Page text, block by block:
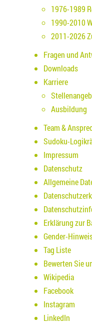
1976-1989
1990-2010
2011-2026
Fragen und
Downloads
Karriere
Ausbildung
Team &
Sudoku-
Impressum
Datenschutz
Allgemeine
Erklärung zur
Gender-
Tag Liste
Bewerten Sie
Wikipedia
Facebook
Instagram
LinkedIn